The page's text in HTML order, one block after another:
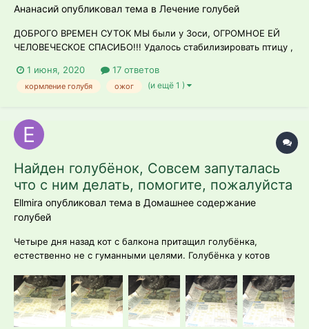
Ананасий опубликовал тема в Лечение голубей
ДОБРОГО ВРЕМЕН СУТОК МЫ были у Зоси, ОГРОМНОЕ ЕЙ
ЧЕЛОВЕЧЕСКОЕ СПАСИБО!!! Удалось стабилизировать птицу ,
девчонка. Предположительно выпила адскую смесь этого
"антисептика", который разливают на улице или ещё чего. В
1 июня, 2020 17 ответов
кормление голубя ожог (и ещё 1 )
Найден голубёнок, Совсем запуталась
что с ним делать, помогите, пожалуйста
Ellmira опубликовал тема в Домашнее содержание
голубей
Четыре дня назад кот с балкона притащил голубёнка,
естественно не с гуманными целями. Голубёнка у котов
рану зашили, сказали неделю держать у себя, пока рана не
заживёт. Теперь читаю форум и понимаю, что неделей тут
возможно не обойтись и в с...